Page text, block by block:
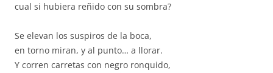
cual si hubiera reñido con su sombra?
Se elevan los suspiros de la boca,
en torno miran, y al punto… a llorar.
Y corren carretas con negro ronquido,